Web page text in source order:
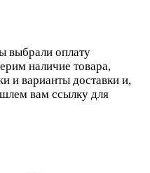
выбрали оплату
наличие товара,
и варианты доставки и,
вам ссылку для